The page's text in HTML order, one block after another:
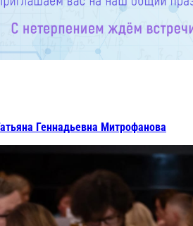
Геннадьевна Митрофанова